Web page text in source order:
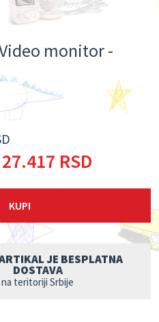
monitor -
27.417 RSD
KUPI
JE BESPLATNA
DOSTAVA
na teritoriji Srbije